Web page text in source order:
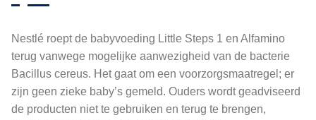
Nestlé roept de babyvoeding Little Steps 1 en Alfamino
terug vanwege mogelijke aanwezigheid van de bacterie
Bacillus cereus. Het gaat om een voorzorgsmaatregel; er
zijn geen zieke baby’s gemeld. Ouders wordt geadviseerd
de producten niet te gebruiken en terug te brengen,